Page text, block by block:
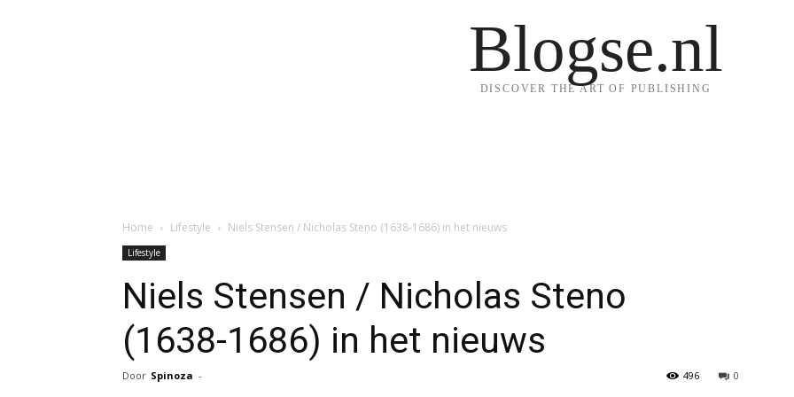
Blogse.nl
DISCOVER THE ART OF PUBLISHING
Home Lifestyle Niels Stensen / Nicholas Steno (1638-1686) in het nieuws
Lifestyle
Niels Stensen / Nicholas Steno
(1638-1686) in het nieuws
Door Spinoza - 0
496